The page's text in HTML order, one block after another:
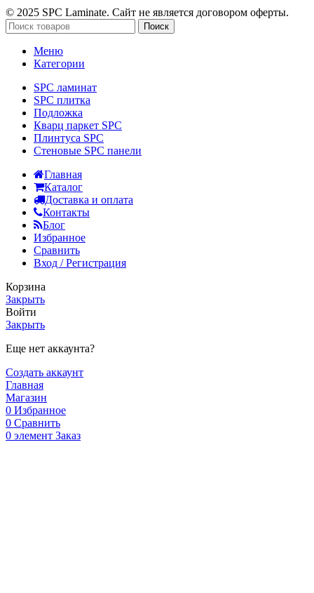
© 2025 SPC Laminate. Сайт не является договором оферты.
Поиск
Меню
Категории
SPC ламинат
SPC плитка
Подложка
Кварц паркет SPC
Плинтуса SPC
Стеновые SPC панели
Главная
Каталог
Доставка и оплата
Контакты
Блог
Избранное
Сравнить
Вход / Регистрация
Корзина
Закрыть
Войти
Закрыть
Еще нет аккаунта?
Создать аккаунт
Главная
Магазин
0 Избранное
0 Сравнить
0 элемент Заказ